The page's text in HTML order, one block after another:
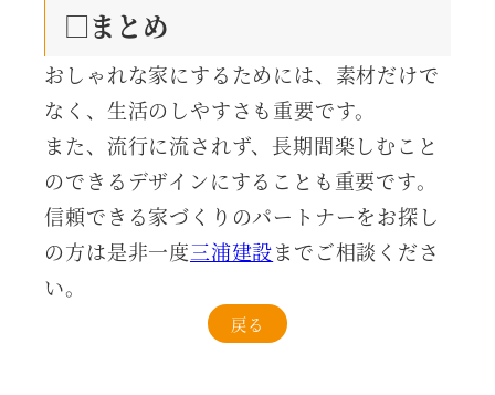
□まとめ
おしゃれな家にするためには、素材だけで
なく、生活のしやすさも重要です。
また、流行に流されず、長期間楽しむこと
のできるデザインにすることも重要です。
信頼できる家づくりのパートナーをお探し
の方は是非一度三浦建設までご相談くださ
い。
戻る